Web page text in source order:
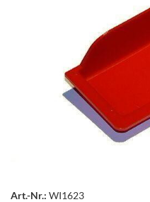
Art.-Nr.: WI1623